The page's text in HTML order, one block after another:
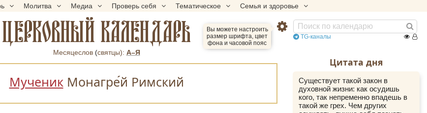
Молитва Медиа Проверь себя Тематическое Семья и здоровье
ЦЕРКОВНЫЙ КАЛЕНДАРЬ
Вы можете настроить
размер шрифта, цвет
фона и часовой пояс
TG-каналы
Месяцеслов(cвятцы): А–Я
МученикМонагрей Римский
Цитата дня
Существует такой закон в
духовной жизни: как осудишь
кого, так непременно впадешь в
такой же грех. Чем других